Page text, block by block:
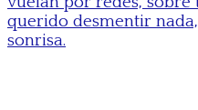
querido desmentir
sonrisa.